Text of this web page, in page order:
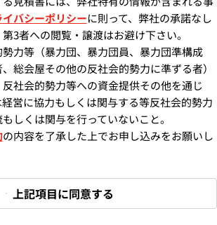
イバシーポリシーに則って、弊社の承諾なし
3者への閲覧・譲渡はお避け下さい。
力等（暴力団、暴力団員、暴力団準構成
総会屋その他の反社会的勢力に準ずる者）
社会的勢力等への資金提供その他を通じ
営に協力もしくは関与する等反社会的勢力
しくは関与を行っていないこと。
の内容を了承した上でお申し込みをお願いし
上記項目に同意する